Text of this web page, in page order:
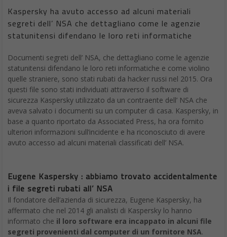
Kaspersky ha avuto accesso ad alcuni materiali
segreti dell’ NSA che dettagliano come le agenzie
statunitensi difendano le loro reti informatiche
Documenti segreti dell’ NSA, che dettagliano come le agenzie
statunitensi difendano le loro reti informatiche e come violino
quelle straniere, sono stati rubati da hacker russi nel 2015. Ora
questi file sono stati individuati attraverso il software di
sicurezza Kaspersky utilizzato da un contraente dell’ NSA che
aveva salvato i documenti su un computer di casa. Kaspersky, in
base a quanto riportato da Associated Press, ha ora fornito
ulteriori informazioni sull’incidente e ha riconosciuto di avere
avuto accesso ad alcuni materiali classificati dell’ NSA.
Eugene Kaspersky : abbiamo trovato accidentalmente
i file segreti rubati all’ NSA
Il fondatore dell’azienda di sicurezza, Eugene Kaspersky, ha
affermato che nel 2014 gli analisti di Kaspersky lo hanno
informato che il loro software era incappato in alcuni file
segreti provenienti dal computer di un fornitore NSA.